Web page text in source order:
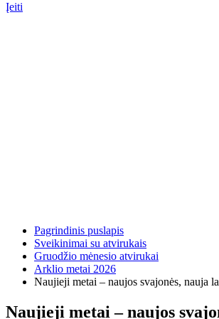
Įeiti
Pagrindinis puslapis
Sveikinimai su atvirukais
Gruodžio mėnesio atvirukai
Arklio metai 2026
Naujieji metai – naujos svajonės, nauja
Naujieji metai – naujos